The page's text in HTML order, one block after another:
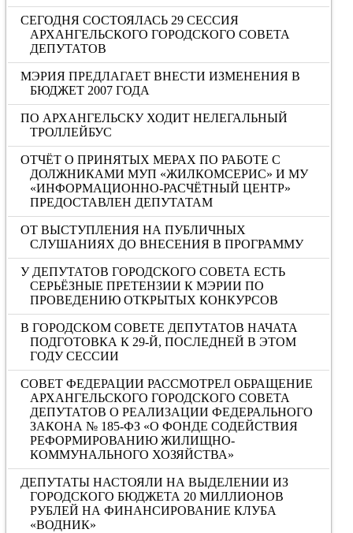
СЕГОДНЯ СОСТОЯЛАСЬ 29 СЕССИЯ
АРХАНГЕЛЬСКОГО ГОРОДСКОГО СОВЕТА
ДЕПУТАТОВ
МЭРИЯ ПРЕДЛАГАЕТ ВНЕСТИ ИЗМЕНЕНИЯ В
БЮДЖЕТ 2007 ГОДА
ПО АРХАНГЕЛЬСКУ ХОДИТ НЕЛЕГАЛЬНЫЙ
ТРОЛЛЕЙБУС
ОТЧЁТ О ПРИНЯТЫХ МЕРАХ ПО РАБОТЕ С
ДОЛЖНИКАМИ МУП «ЖИЛКОМСЕРИС» И МУ
«ИНФОРМАЦИОННО-РАСЧЁТНЫЙ ЦЕНТР»
ПРЕДОСТАВЛЕН ДЕПУТАТАМ
ОТ ВЫСТУПЛЕНИЯ НА ПУБЛИЧНЫХ
СЛУШАНИЯХ ДО ВНЕСЕНИЯ В ПРОГРАММУ
У ДЕПУТАТОВ ГОРОДСКОГО СОВЕТА ЕСТЬ
СЕРЬЁЗНЫЕ ПРЕТЕНЗИИ К МЭРИИ ПО
ПРОВЕДЕНИЮ ОТКРЫТЫХ КОНКУРСОВ
В ГОРОДСКОМ СОВЕТЕ ДЕПУТАТОВ НАЧАТА
ПОДГОТОВКА К 29-Й, ПОСЛЕДНЕЙ В ЭТОМ
ГОДУ СЕССИИ
СОВЕТ ФЕДЕРАЦИИ РАССМОТРЕЛ ОБРАЩЕНИЕ
АРХАНГЕЛЬСКОГО ГОРОДСКОГО СОВЕТА
ДЕПУТАТОВ О РЕАЛИЗАЦИИ ФЕДЕРАЛЬНОГО
ЗАКОНА № 185-ФЗ «О ФОНДЕ СОДЕЙСТВИЯ
РЕФОРМИРОВАНИЮ ЖИЛИЩНО-
КОММУНАЛЬНОГО ХОЗЯЙСТВА»
ДЕПУТАТЫ НАСТОЯЛИ НА ВЫДЕЛЕНИИ ИЗ
ГОРОДСКОГО БЮДЖЕТА 20 МИЛЛИОНОВ
РУБЛЕЙ НА ФИНАНСИРОВАНИЕ КЛУБА
«ВОДНИК»